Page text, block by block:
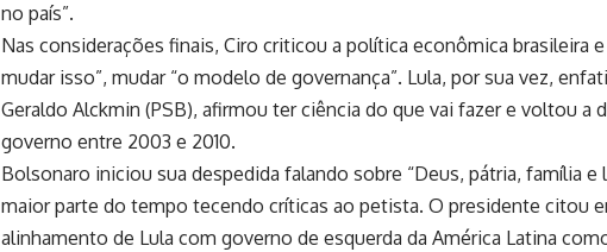
no país”.
Nas considerações finais, Ciro criticou a política econômica brasileira
mudar isso”, mudar “o modelo de governança”. Lula, por sua vez,
Geraldo Alckmin (PSB), afirmou ter ciência do que vai fazer e voltou a
governo entre 2003 e 2010.
Bolsonaro iniciou sua despedida falando sobre “Deus, pátria, família e
maior parte do tempo tecendo críticas ao petista. O presidente citou
alinhamento de Lula com governo de esquerda da América Latina